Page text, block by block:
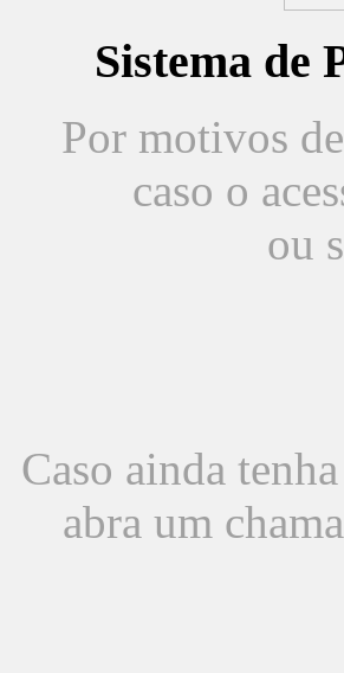
Sistema de
Por motivos
caso o
ou
Caso ainda
abra um